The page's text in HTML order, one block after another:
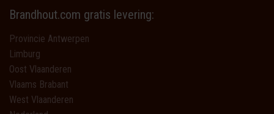
Brandhout.com gratis levering:
Provincie Antwerpen
Limburg
Oost Vlaanderen
Vlaams Brabant
West Vlaanderen